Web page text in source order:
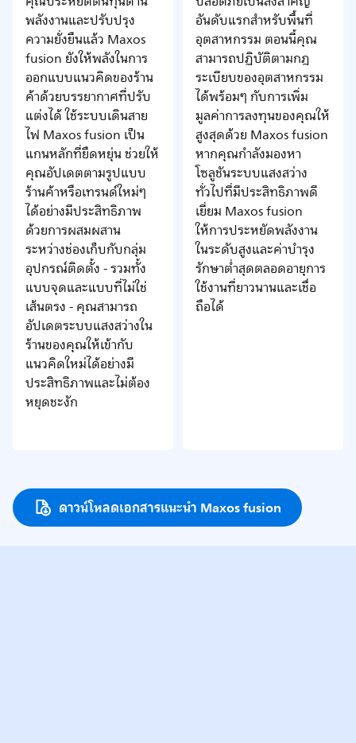
พลังงานและปรับปรุง
ความยั่งยืนแล้ว Maxos
fusion ยังให้พลังในการ
ออกแบบแนวคิดของร้าน
ค้าด้วยบรรยากาศที่ปรับ
แต่งได้ ใช้ระบบเดินสาย
ไฟ Maxos fusion เป็น
แกนหลักที่ยืดหยุ่น ช่วยให้
คุณอัปเดตตามรูปแบบ
ร้านค้าหรือเทรนด์ใหม่ๆ
ได้อย่างมีประสิทธิภาพ
ด้วยการผสมผสาน
ระหว่างช่องเก็บกับกลุ่ม
อุปกรณ์ติดตั้ง - รวมทั้ง
แบบจุดและแบบที่ไม่ใช่
เส้นตรง - คุณสามารถ
อัปเดตระบบแสงสว่างใน
ร้านของคุณให้เข้ากับ
แนวคิดใหม่ได้อย่างมี
ประสิทธิภาพและไม่ต้อง
หยุดชะงัก
อันดับแรกสำหรับพื้นที่
อุตสาหกรรม ตอนนี้คุณ
สามารถปฏิบัติตามกฎ
ระเบียบของอุตสาหกรรม
ได้พร้อมๆ กับการเพิ่ม
มูลค่าการลงทุนของคุณให้
สูงสุดด้วย Maxos fusion
หากคุณกำลังมองหา
โซลูชันระบบแสงสว่าง
ทั่วไปที่มีประสิทธิภาพดี
เยี่ยม Maxos fusion
ให้การประหยัดพลังงาน
ในระดับสูงและค่าบำรุง
รักษาต่ำสุดตลอดอายุการ
ใช้งานที่ยาวนานและเชื่อ
ถือได้
ดาวน์โหลดเอกสารแนะนำ Maxos fusion